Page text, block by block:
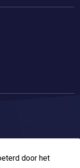
door het